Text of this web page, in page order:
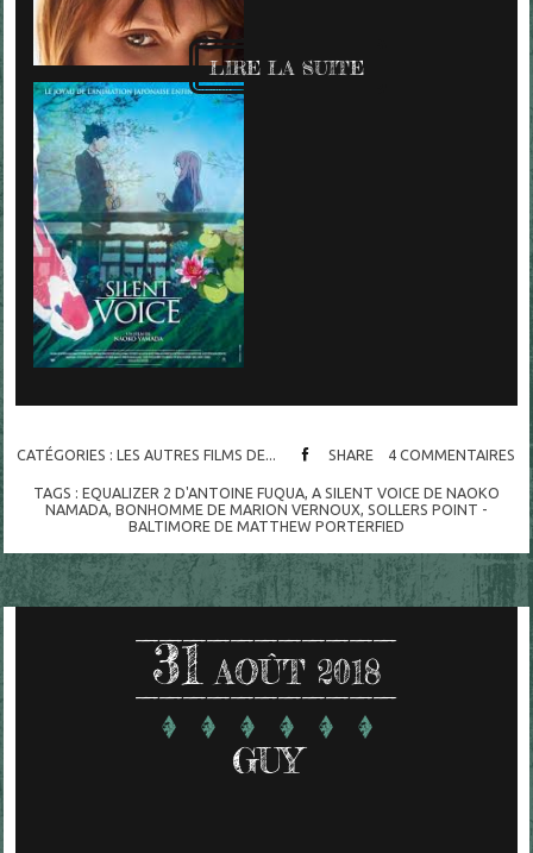
LIRE LA SUITE
CATÉGORIES : LES AUTRES FILMS DE... SHARE 4 COMMENTAIRES
TAGS : EQUALIZER 2 D'ANTOINE FUQUA, A SILENT VOICE DE NAOKO
NAMADA, BONHOMME DE MARION VERNOUX, SOLLERS POINT -
BALTIMORE DE MATTHEW PORTERFIED
31 AOÛT 2018
GUY